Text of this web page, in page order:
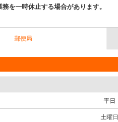
を一時休止する場合があります。
郵便局
平日
土曜日